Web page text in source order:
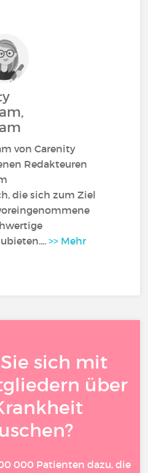
von Carenity
Redakteuren
die sich zum Ziel
>> Mehr
sich mit
über
000 Patienten dazu, die